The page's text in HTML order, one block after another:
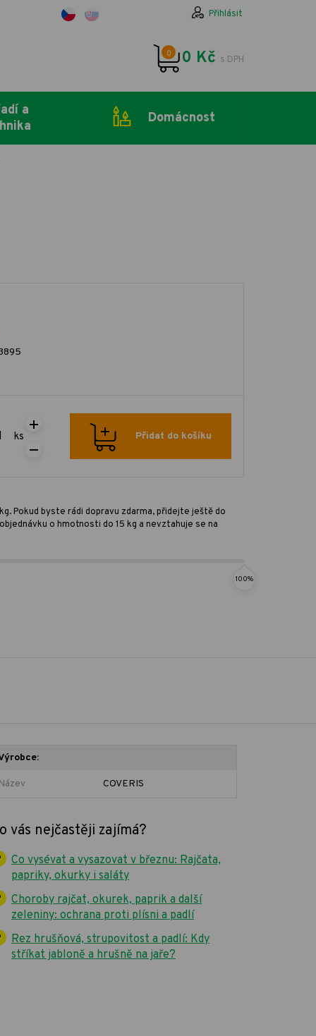
Přihlásit
0 0 Kč s DPH
a
Domácnost
ks Přidat do košíku
Pokud byste rádi dopravu zdarma, přidejte ještě do
o hmotnosti do 15 kg a nevztahuje se na
100%
Název COVERIS
vás nejčastěji zajímá?
Co vysévat a vysazovat v březnu: Rajčata,
papriky, okurky i saláty
Choroby rajčat, okurek, paprik a další
zeleniny: ochrana proti plísni a padlí
Rez hrušňová, strupovitost a padlí: Kdy
stříkat jabloně a hrušně na jaře?